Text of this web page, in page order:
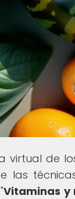
virtual de
las
Vitaminas y